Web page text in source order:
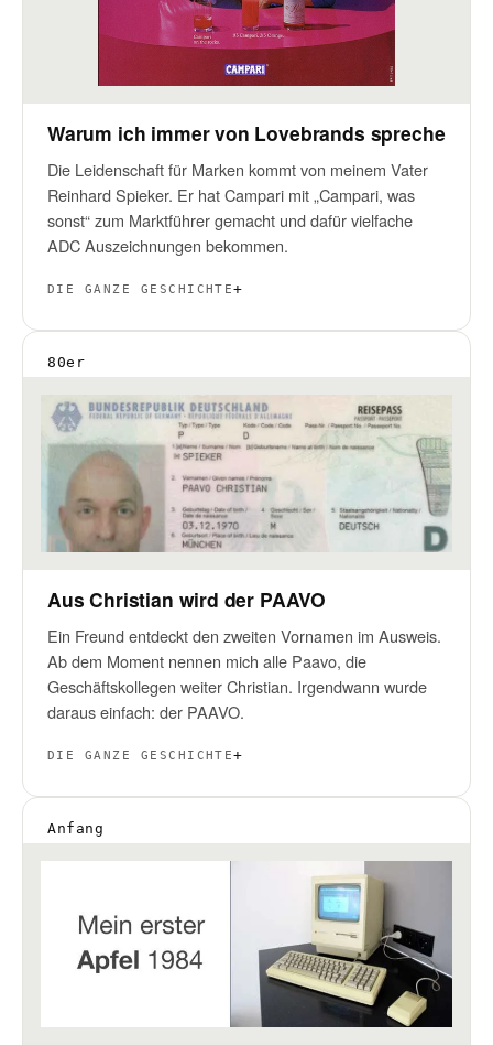
Warum ich immer von Lovebrands spreche
Die Leidenschaft für Marken kommt von meinem Vater
Reinhard Spieker. Er hat Campari mit „Campari, was
sonst“ zum Marktführer gemacht und dafür vielfache
ADC Auszeichnungen bekommen.
DIE GANZE GESCHICHTE
80er
Aus Christian wird der PAAVO
Ein Freund entdeckt den zweiten Vornamen im Ausweis.
Ab dem Moment nennen mich alle Paavo, die
Geschäftskollegen weiter Christian. Irgendwann wurde
daraus einfach: der PAAVO.
DIE GANZE GESCHICHTE
Anfang